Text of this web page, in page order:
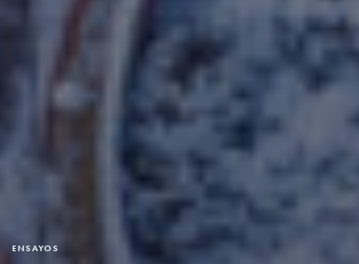
ENSAYOS